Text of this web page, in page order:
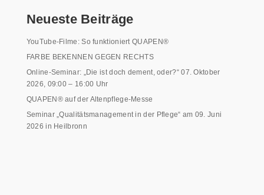
Neueste Beiträge
YouTube-Filme: So funktioniert QUAPEN®
FARBE BEKENNEN GEGEN RECHTS
Online-Seminar: „Die ist doch dement, oder?“ 07. Oktober
2026, 09:00 – 16:00 Uhr
QUAPEN® auf der Altenpflege-Messe
Seminar „Qualitätsmanagement in der Pflege“ am 09. Juni
2026 in Heilbronn